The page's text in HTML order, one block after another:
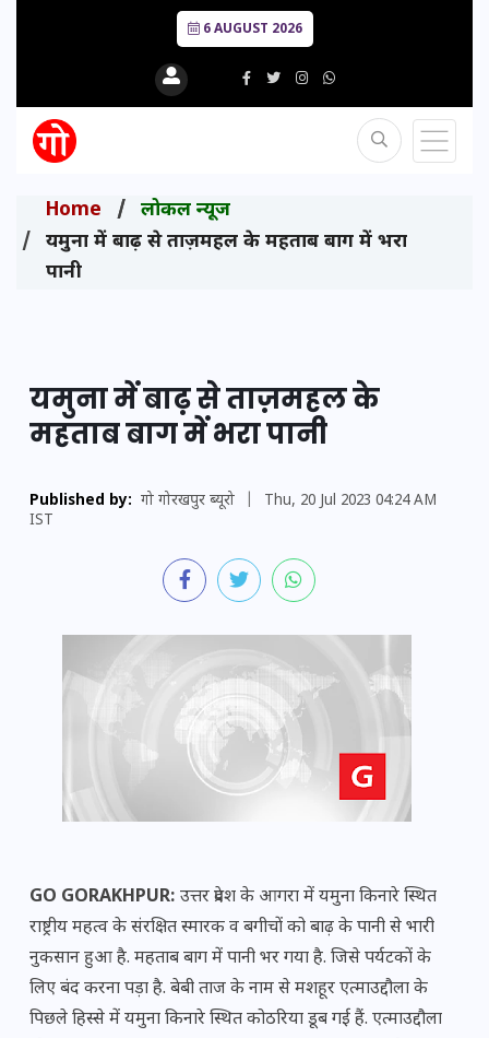
6 AUGUST 2026
Home
लोकल न्यूज
यमुना में बाढ़ से ताज़महल के महताब बाग में भरा
पानी
यमुना में बाढ़ से ताज़महल के
महताब बाग में भरा पानी
Published by: गो गोरखपुर ब्यूरो
Thu, 20 Jul 2023 04:24 AM
IST
GO GORAKHPUR: उत्तर प्रदेश के आगरा में यमुना किनारे स्थित
राष्ट्रीय महत्व के संरक्षित स्मारक व बगीचों को बाढ़ के पानी से भारी
नुकसान हुआ है. महताब बाग में पानी भर गया है. जिसे पर्यटकों के
लिए बंद करना पड़ा है. बेबी ताज के नाम से मशहूर एत्माउद्दौला के
पिछले हिस्से में यमुना किनारे स्थित कोठरिया डूब गई हैं. एत्माउद्दौला